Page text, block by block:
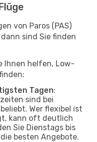
von Paros (PAS)
sind Sie finden
Ihnen helfen, Low-
Tagen:
sind bei
Wer flexibel ist
kann oft deutlich
Sie Dienstags bis
besten Angebote.